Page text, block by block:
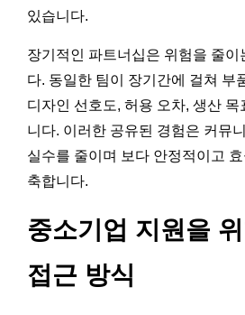
있습니다.
장기적인 파트너십은 위험을 줄이
다. 동일한 팀이 장기간에 걸쳐 부
디자인 선호도, 허용 오차, 생산 목
니다. 이러한 공유된 경험은 커뮤
실수를 줄이며 보다 안정적이고
축합니다.
중소기업 지원을
접근 방식